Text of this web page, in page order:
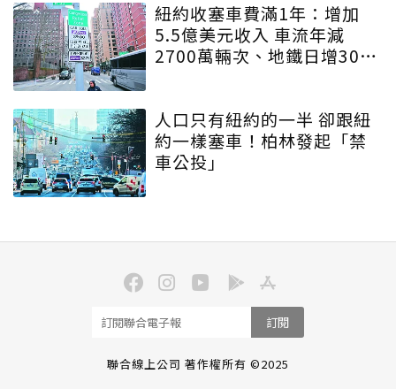
紐約收塞車費滿1年：增加
5.5億美元收入 車流年減
2700萬輛次、地鐵日增30萬
人口只有紐約的一半 卻跟紐
約一樣塞車！柏林發起「禁
車公投」
訂閱
聯合線上公司 著作權所有 ©2025